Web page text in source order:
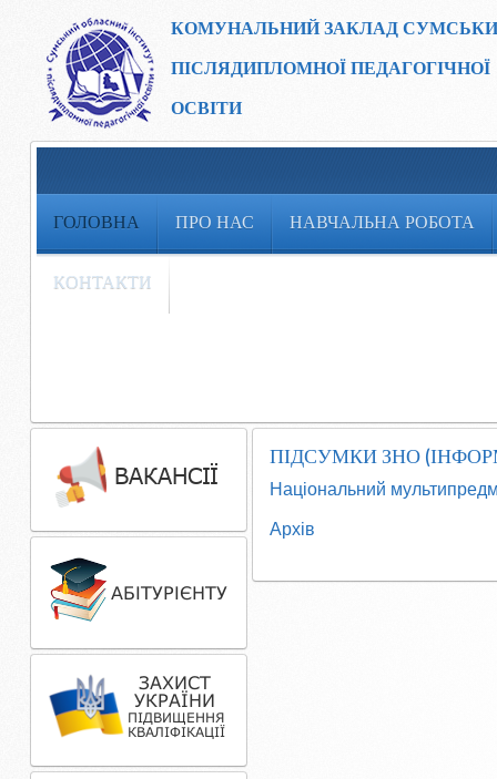
КОМУНАЛЬНИЙ ЗАКЛАД
ПІСЛЯДИПЛОМНОЇ ПЕДАГОГІЧНОЇ
ОСВІТИ
ГОЛОВНА ПРО НАС НАВЧАЛЬНА РОБОТА
КОНТАКТИ
ПІДСУМКИ ЗНО
Національний
Архів